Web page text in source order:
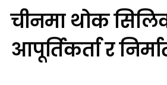
चीनमा थोक
आपूर्तिकर्ता र